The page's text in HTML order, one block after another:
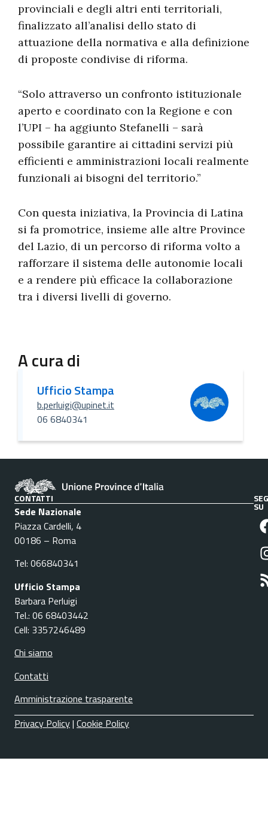
provinciali e degli altri enti territoriali,
finalizzato all’analisi dello stato di
attuazione della normativa e alla definizione
di proposte condivise di riforma.
“Solo attraverso un confronto istituzionale
aperto e coordinato con la Regione e con
l’UPI – ha aggiunto Stefanelli – sarà
possibile garantire ai cittadini servizi più
efficienti e amministrazioni locali realmente
funzionali ai bisogni del territorio.”
Con questa iniziativa, la Provincia di Latina
si fa promotrice, insieme alle altre Province
del Lazio, di un percorso di riforma volto a
rafforzare il sistema delle autonomie locali
e a rendere più efficace la collaborazione
tra i diversi livelli di governo.
A cura di
Ufficio Stampa
b.perluigi@upinet.it
06 6840341
CONTATTI
Sede Nazionale
Piazza Cardelli, 4
00186 – Roma
Tel: 066840341
Ufficio Stampa
Barbara Perluigi
Tel.: 06 68403442
Cell: 3357246489
Chi siamo
Contatti
Amministrazione trasparente
SU
Privacy Policy| Cookie Policy